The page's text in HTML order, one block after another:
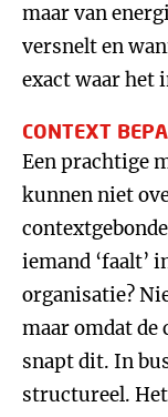
maar van
versnelt en
exact waar het
CONTEXT
Een prachtige
kunnen niet
iemand ‘faalt’
organisatie?
maar omdat
snapt dit. In
structureel.